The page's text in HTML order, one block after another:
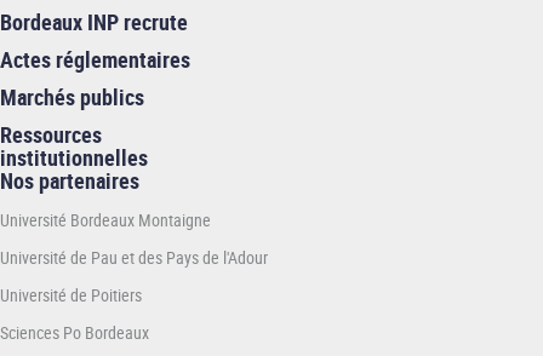
Bordeaux INP recrute
Actes réglementaires
Marchés publics
Ressources
institutionnelles
Nos partenaires
Université Bordeaux Montaigne
Université de Pau et des Pays de l'Adour
Université de Poitiers
Sciences Po Bordeaux